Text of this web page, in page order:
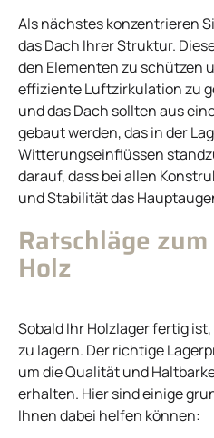
Als nächstes konzentrieren
das Dach Ihrer Struktur.
den Elementen zu schützen
effiziente Luftzirkulation zu
und das Dach sollten aus
gebaut werden, das in der
Witterungseinflüssen
darauf, dass bei allen
und Stabilität das
Ratschläge
Holz
Sobald Ihr Holzlager fertig
zu lagern. Der richtige
um die Qualität und
erhalten. Hier sind einige
Ihnen dabei helfen können: